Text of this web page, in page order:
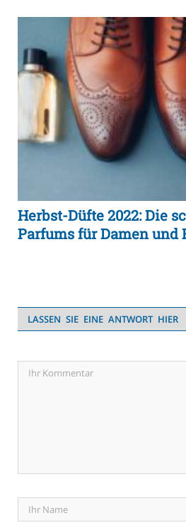
Herbst-Düfte 2022: Die
Parfums für Damen und
LASSEN SIE EINE ANTWORT HIER